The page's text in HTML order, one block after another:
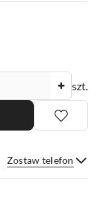
szt.
Zostaw telefon